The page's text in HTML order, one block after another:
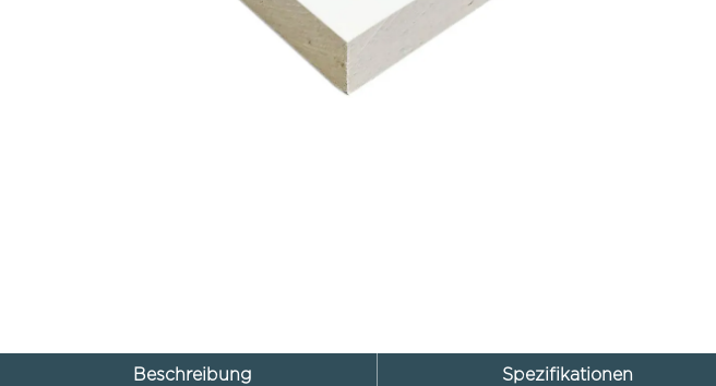
Beschreibung Spezifikationen